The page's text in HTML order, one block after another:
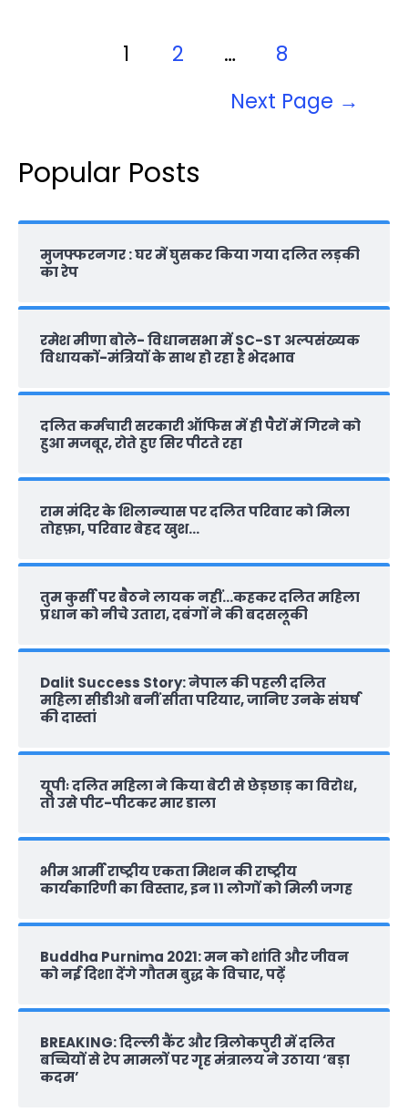
1 2 …
8
Next Page →
Popular Posts
मुजफ्फरनगर : घर में घुसकर किया गया दलित लड़की
का रेप
रमेश मीणा बोले- विधानसभा में SC-ST अल्पसंख्यक
विधायकों-मंत्रियों के साथ हो रहा है भेदभाव
दलित कर्मचारी सरकारी ऑफ‍िस में ही पैरों में गिरने को
हुआ मजबूर, रोते हुए सिर पीटते रहा
राम मंदिर के शिलान्‍यास पर दलित परिवार को मिला
तोहफ़ा, परिवार बेहद खुश…
तुम कुर्सी पर बैठने लायक नहीं…कहकर दलित महिला
प्रधान को नीचे उतारा, दबंगों ने की बदसलूकी
Dalit Success Story: नेपाल की पहली दलित
महिला सीडीओ बनीं सीता परियार, जानिए उनके संघर्ष
की दास्‍तां
यूपीः दलित महिला ने किया बेटी से छेड़छाड़ का विरोध,
तो उसे पीट-पीटकर मार डाला
भीम आर्मी राष्‍ट्रीय एकता मिशन की राष्‍ट्रीय
कार्यकारिणी का विस्तार, इन 11 लोगों को मिली जगह
Buddha Purnima 2021: मन को शांति और जीवन
को नई दिशा देंगे गौतम बुद्ध के विचार, पढ़ें
BREAKING: दिल्‍ली कैंट और त्रिलोकपुरी में दलित
बच्चियों से रेप मामलों पर गृह मंत्रालय ने उठाया ‘बड़ा
कदम’